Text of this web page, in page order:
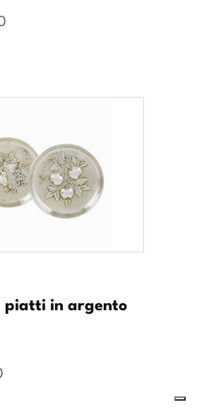
piatti in argento